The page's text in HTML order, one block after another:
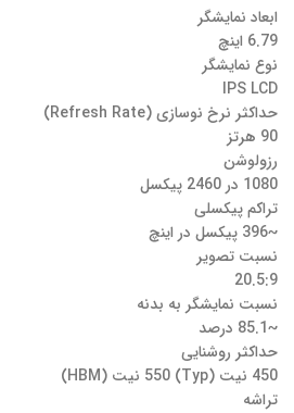
ابعاد نمایشگر
6.79 اینچ
نوع نمایشگر
IPS LCD
حداکثر نرخ نوسازی (Refresh Rate)
90 هرتز
رزولوشن
1080 در 2460 پیکسل
تراکم پیکسلی
~396 پیکسل در اینچ
نسبت تصویر
20.5:9
نسبت نمایشگر به بدنه
~85.1 درصد
حداکثر روشنایی
450 نیت (Typ) 550 نیت (HBM)
تراشه